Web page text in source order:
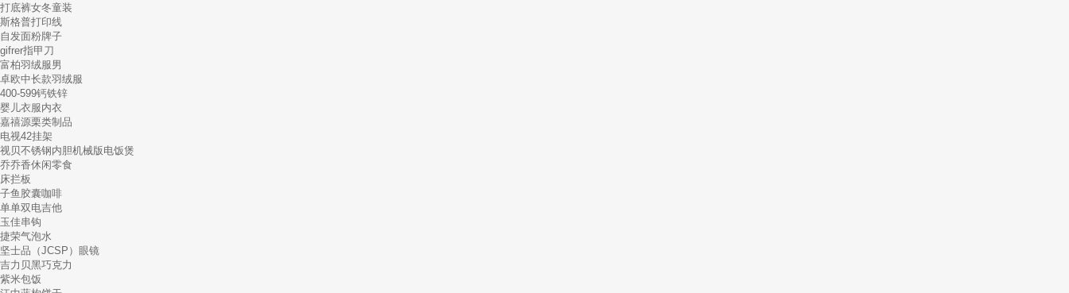
打底裤女冬童装
斯格普打印线
自发面粉牌子
gifrer指甲刀
富柏羽绒服男
卓欧中长款羽绒服
400-599钙铁锌
婴儿衣服内衣
嘉禧源栗类制品
电视42挂架
视贝不锈钢内胆机械版电饭煲
乔乔香休闲零食
床拦板
子鱼胶囊咖啡
单单双电吉他
玉佳串钩
捷荣气泡水
坚士品（JCSP）眼镜
吉力贝黑巧克力
紫米包饭